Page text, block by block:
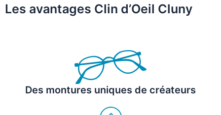
Les avantages Clin d’Oeil Cluny
Des montures uniques de créateurs